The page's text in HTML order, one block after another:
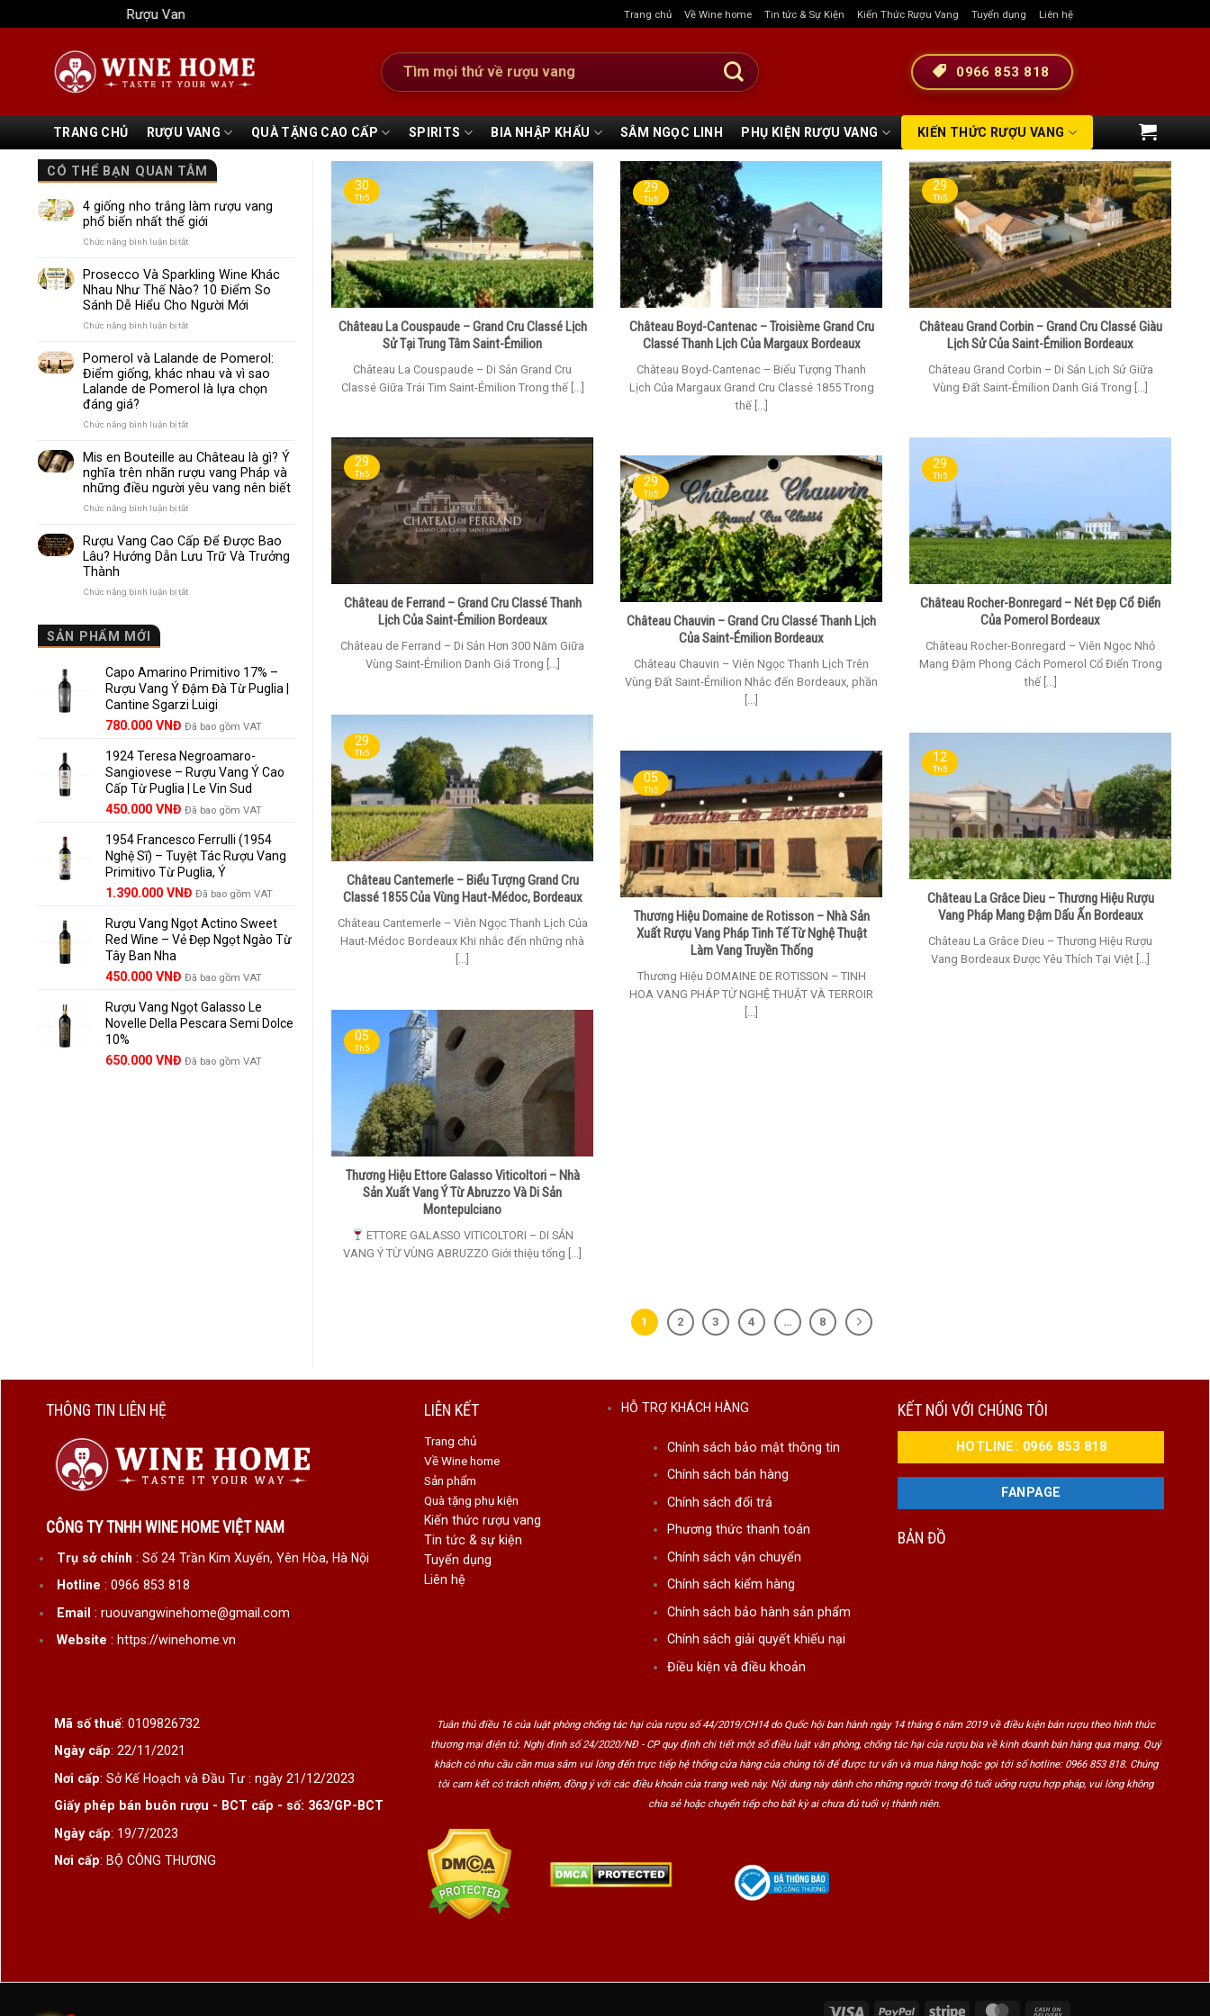
qua
Rượu Vang Wine Home Trang chủ Về Wine home Tin tức & Sự Kiện Kiến Thức Rượu Vang Tuyển dụng Liên hệ
Tìm
kiếm:
0966 853 818
TRANG CHỦ RƯỢU VANG QUÀ TẶNG CAO CẤP SPIRITS BIA NHẬP KHẨU SÂM NGỌC LINH PHỤ KIỆN RƯỢU VANG KIẾN THỨC RƯỢU VANG
CÓ THỂ BẠN QUAN TÂM
4 giống nho trắng làm rượu vang
phổ biến nhất thế giới
Chức năng bình luận bị tắtở
giống
nho
trắng
làm
biến
nhất
thế
Prosecco Và Sparkling Wine Khác
Nhau Như Thế Nào? 10 Điểm So
Sánh Dễ Hiểu Cho Người Mới
Chức năng bình luận bị tắtở
Và
Sparkling
Wine
Khác
10
Điểm
So
Dễ
Cho
Người
Pomerol và Lalande de Pomerol:
Điểm giống, khác nhau và vì sao
Lalande de Pomerol là lựa chọn
đáng giá?
Chức năng bình luận bị tắtở
Lalande
de
Pomerol:
nhau
và
chọn
đáng
giá?
Mis en Bouteille au Château là gì? Ý
nghĩa trên nhãn rượu vang Pháp và
những điều người yêu vang nên biết
Chức năng bình luận bị tắtở
en
Bouteille
au
rượu
vang
Pháp
và
những
yêu
vang
nên
Rượu Vang Cao Cấp Để Được Bao
Lâu? Hướng Dẫn Lưu Trữ Và Trưởng
Thành
Chức năng bình luận bị tắtở
Được
Bao
Lâu?
Hướng
Dẫn
Trữ
Và
Trưởng
Thành
SẢN PHẨM MỚI
Capo Amarino Primitivo 17% –
Rượu Vang Ý Đậm Đà Từ Puglia |
Cantine Sgarzi Luigi
Giá
là:
858.000 VNĐ.
780.000 VNĐGiá
tại
là:
780.000 VNĐ.
Đã bao gồm VAT
1924 Teresa Negroamaro-
Sangiovese – Rượu Vang Ý Cao
Cấp Từ Puglia | Le Vin Sud
Giá
là:
495.000 VNĐ.
450.000 VNĐGiá
tại
là:
450.000 VNĐ.
Đã bao gồm VAT
1954 Francesco Ferrulli (1954
Nghệ Sĩ) – Tuyệt Tác Rượu Vang
Primitivo Từ Puglia, Ý
Giá
là:
1.529.000 VNĐ.
1.390.000 VNĐGiá
tại
là:
Đã bao gồm VAT
Rượu Vang Ngọt Actino Sweet
Red Wine – Vẻ Đẹp Ngọt Ngào Từ
Tây Ban Nha
450.000 VNĐ Đã bao gồm VAT
Rượu Vang Ngọt Galasso Le
Novelle Della Pescara Semi Dolce
10%
650.000 VNĐ Đã bao gồm VAT
Château La Couspaude – Grand Cru Classé Lịch
Sử Tại Trung Tâm Saint-Émilion
Château La Couspaude – Di Sản Grand Cru
Classé Giữa Trái Tim Saint-Émilion Trong thế [...]
30
Th5
Château Boyd-Cantenac – Troisième Grand Cru
Classé Thanh Lịch Của Margaux Bordeaux
Château Boyd-Cantenac – Biểu Tượng Thanh
Lịch Của Margaux Grand Cru Classé 1855 Trong
thế [...]
29
Th5
Château Grand Corbin – Grand Cru Classé Giàu
Lịch Sử Của Saint-Émilion Bordeaux
Château Grand Corbin – Di Sản Lịch Sử Giữa
Vùng Đất Saint-Émilion Danh Giá Trong [...]
29
Th5
Château de Ferrand – Grand Cru Classé Thanh
Lịch Của Saint-Émilion Bordeaux
Château de Ferrand – Di Sản Hơn 300 Năm Giữa
Vùng Saint-Émilion Danh Giá Trong [...]
29
Th5
Château Rocher-Bonregard – Nét Đẹp Cổ Điển
Của Pomerol Bordeaux
Château Rocher-Bonregard – Viên Ngọc Nhỏ
Mang Đậm Phong Cách Pomerol Cổ Điển Trong
thế [...]
29
Th5
Château Chauvin – Grand Cru Classé Thanh Lịch
Của Saint-Émilion Bordeaux
Château Chauvin – Viên Ngọc Thanh Lịch Trên
Vùng Đất Saint-Émilion Nhắc đến Bordeaux, phần
[...]
29
Th5
Château Cantemerle – Biểu Tượng Grand Cru
Classé 1855 Của Vùng Haut-Médoc, Bordeaux
Château Cantemerle – Viên Ngọc Thanh Lịch Của
Haut-Médoc Bordeaux Khi nhắc đến những nhà
[...]
29
Th5
Château La Grâce Dieu – Thương Hiệu Rượu
Vang Pháp Mang Đậm Dấu Ấn Bordeaux
Château La Grâce Dieu – Thương Hiệu Rượu
Vang Bordeaux Được Yêu Thích Tại Việt [...]
12
Th5
Thương Hiệu Domaine de Rotisson – Nhà Sản
Xuất Rượu Vang Pháp Tinh Tế Từ Nghệ Thuật
Làm Vang Truyền Thống
Thương Hiệu DOMAINE DE ROTISSON – TINH
HOA VANG PHÁP TỪ NGHỆ THUẬT VÀ TERROIR
[...]
05
Th5
Thương Hiệu Ettore Galasso Viticoltori – Nhà
Sản Xuất Vang Ý Từ Abruzzo Và Di Sản
Montepulciano
ETTORE GALASSO VITICOLTORI – DI SẢN
VANG Ý TỪ VÙNG ABRUZZO Giới thiệu tổng [...]
05
Th5
1 2 3 4 … 8
THÔNG TIN LIÊN HỆ
CÔNG TY TNHH WINE HOME VIỆT NAM
Trụ sở chính : Số 24 Trần Kim Xuyến, Yên Hòa, Hà Nội
Hotline : 0966 853 818
Email : ruouvangwinehome@gmail.com
Website : https://winehome.vn
LIÊN KẾT
Trang chủ
Về Wine home
Sản phẩm
Quà tặng phụ kiện
Kiến thức rượu vang
Tin tức & sự kiện
Tuyển dụng
Liên hệ
HỖ TRỢ KHÁCH HÀNG
Chính sách bảo mật thông tin
Chính sách bán hàng
Chính sách đổi trả
Phương thức thanh toán
Chính sách vận chuyển
Chính sách kiểm hàng
Chính sách bảo hành sản phẩm
Chính sách giải quyết khiếu nại
Điều kiện và điều khoản
KẾT NỐI VỚI CHÚNG TÔI
HOTLINE: 0966 853 818
FANPAGE
BẢN ĐỒ
Mã số thuế: 0109826732
Ngày cấp: 22/11/2021
Nơi cấp: Sở Kế Hoạch và Đầu Tư : ngày 21/12/2023
Giấy phép bán buôn rượu - BCT cấp - số: 363/GP-BCT
Ngày cấp: 19/7/2023
Nơi cấp: BỘ CÔNG THƯƠNG
Tuân thủ điều 16 của luật phòng chống tác hại của rượu số 44/2019/CH14 do Quốc hội ban hành ngày 14 tháng 6 năm 2019 về điều kiện bán rượu theo hình thức
thương mại điện tử. Nghị định số 24/2020/NĐ - CP quy định chi tiết một số điều luật văn phòng, chống tác hại của rượu bia về kinh doanh bán hàng qua mạng. Quý
khách có nhu cầu cần mua sắm vui lòng đến trực tiếp hệ thống cửa hàng của chúng tôi để được tư vấn và mua hàng hoặc gọi tới số hotline: 0966 853 818. Chúng
tôi cam kết có trách nhiệm, đồng ý với các điều khoản của trang web này. Nội dung này dành cho những người trong độ tuổi uống rượu hợp pháp, vui lòng không
chia sẻ hoặc chuyển tiếp cho bất kỳ ai chưa đủ tuổi vị thành niên.
Visa PayPal Stripe MasterCard